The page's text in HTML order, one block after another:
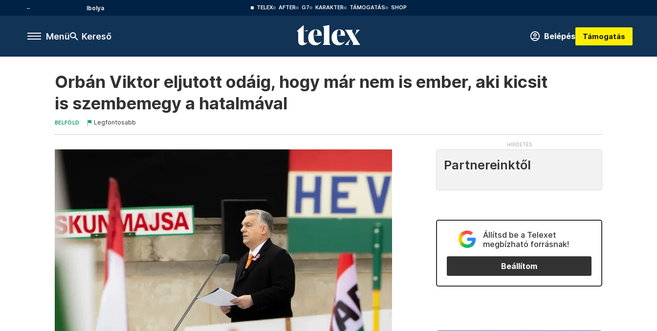
Ibolya TELEX AFTER G7 KARAKTER TÁMOGATÁS SHOP
Menü Kereső Belépés Támogatás
Orbán Viktor eljutott odáig, hogy már nem is ember, aki kicsit
is szembemegy a hatalmával
BELFÖLD Legfontosabb
Partnereinktől
Állítsd be a Telexet
megbízható forrásnak!
Beállítom